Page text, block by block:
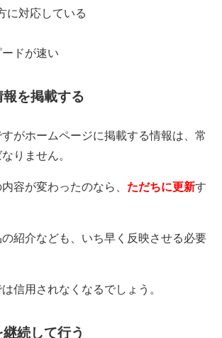
に対応している
ドが速い
を掲載する
がホームページに掲載する情報は、常
りません。
容が変わったのなら、 ただちに更新す
紹介なども、いち早く反映させる必要
信用されなくなるでしょう。
続して行う